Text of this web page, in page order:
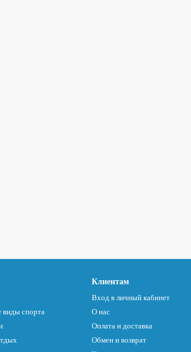
спорта
Клиентам
Вход в личный кабинет
О нас
Оплата и доставка
Обмен и возврат